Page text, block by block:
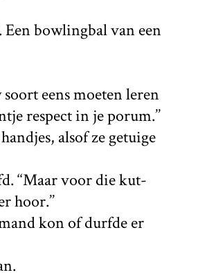
Een bowlingbal van een
eens moeten leren
respect in je porum.’’
alsof ze getuige
‘‘Maar voor die kut-
hoor.’’
kon of durfde er